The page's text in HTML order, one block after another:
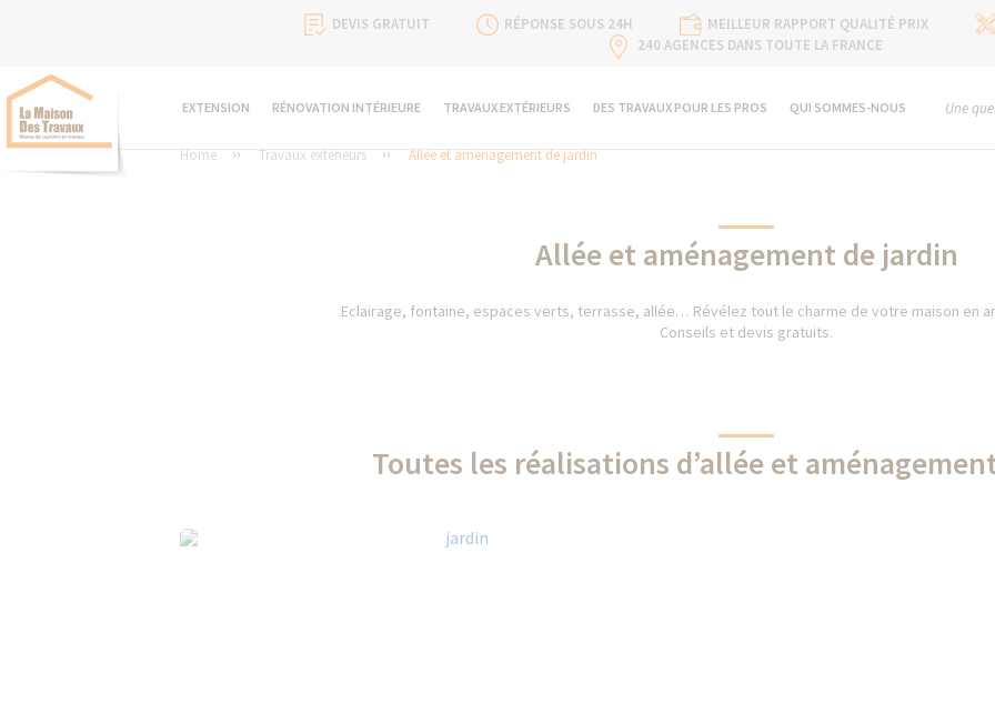
DEVIS GRATUIT RÉPONSE SOUS 24H
MEILLEUR RAPPORT QUALITÉ PRIX
240 AGENCES DANS TOUTE LA FRANCE
EXTENSION RÉNOVATION INTÉRIEURE TRAVAUX EXTÉRIEURS DES TRAVAUX POUR LES PROS QUI SOMMES-NOUS Une
Home Travaux extérieurs Allée et aménagement de jardin
Allée et aménagement de jardin
Eclairage, fontaine, espaces verts, terrasse, allée… Révélez tout le charme de votre maison en
Conseils et devis gratuits.
Toutes les réalisations d’allée et